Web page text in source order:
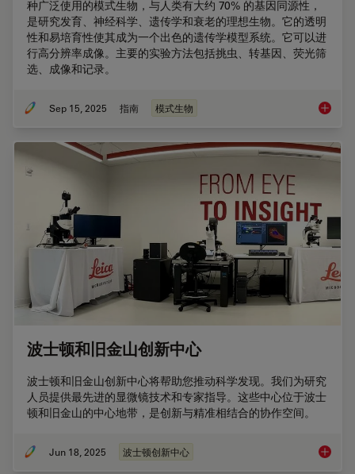
种广泛使用的模式生物，与人类有大约 70% 的基因同源性，
是研究发育、神经科学、遗传学和衰老的理想生物。它的透明
性和易培育性使其成为一个出色的遗传学模型系统。它可以进
行高分辨率成像。主要的实验方法包括挑虫、转基因、荧光筛
选、成像和记录。
Sep 15, 2025 指南 模式生物 线虫研
波士顿和旧金山创新中心
波士顿和旧金山创新中心将帮助您推动科学发现。我们为研究
人员提供最先进的显微镜技术和专家指导。这些中心位于波士
顿和旧金山的中心地带，是创新与精准相结合的协作空间。
Jun 18, 2025 波士顿创新中心 波士顿